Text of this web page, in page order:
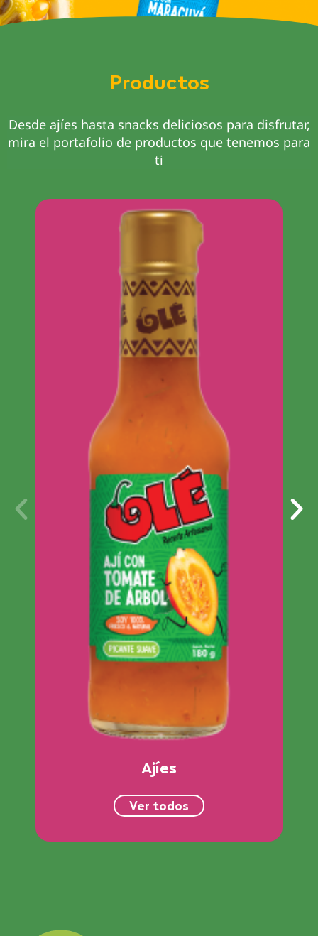
Productos
Desde ajíes hasta snacks deliciosos para disfrutar,
mira el portafolio de productos que tenemos para
ti
Ajíes
Ver todos